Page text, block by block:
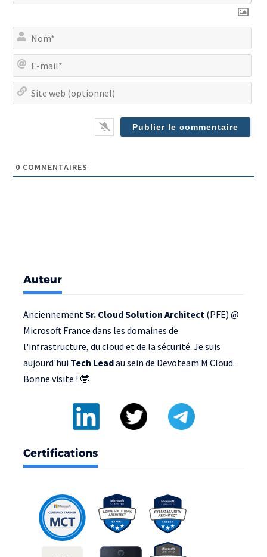
0 COMMENTAIRES
Auteur
Anciennement Sr. Cloud Solution Architect (PFE) @
Microsoft France dans les domaines de
l'infrastructure, du cloud et de la sécurité. Je suis
aujourd'hui Tech Leadau sein de Devoteam M Cloud.
Bonne visite ! 🤓
Certifications